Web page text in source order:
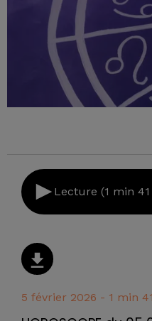
Lecture (1 min 41
5 février 2026 - 1 min